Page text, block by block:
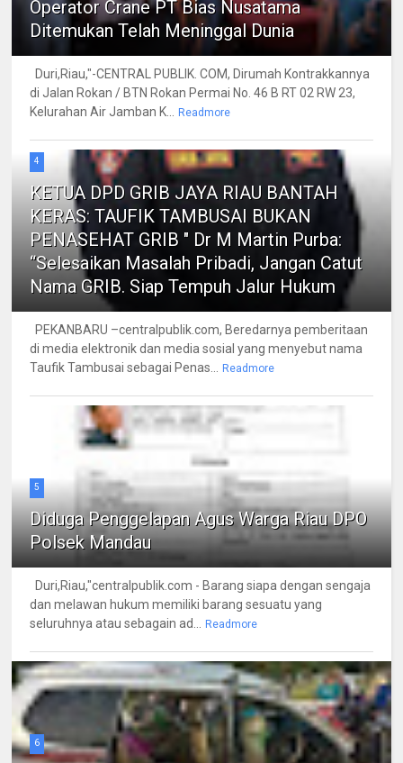
Operator Crane PT Bias Nusatama
Ditemukan Telah Meninggal Dunia
Duri,Riau,"-CENTRAL PUBLIK. COM, Dirumah Kontrakkannya
di Jalan Rokan / BTN Rokan Permai No. 46 B RT 02 RW 23,
Kelurahan Air Jamban K...
Readmore
4
KETUA DPD GRIB JAYA RIAU BANTAH
KERAS: TAUFIK TAMBUSAI BUKAN
PENASEHAT GRIB " Dr M Martin Purba:
“Selesaikan Masalah Pribadi, Jangan Catut
Nama GRIB. Siap Tempuh Jalur Hukum
PEKANBARU –centralpublik.com, Beredarnya pemberitaan
di media elektronik dan media sosial yang menyebut nama
Taufik Tambusai sebagai Penas...
Readmore
5
Diduga Penggelapan Agus Warga Riau DPO
Polsek Mandau
Duri,Riau,"centralpublik.com - Barang siapa dengan sengaja
dan melawan hukum memiliki barang sesuatu yang
seluruhnya atau sebagain ad...
Readmore
6